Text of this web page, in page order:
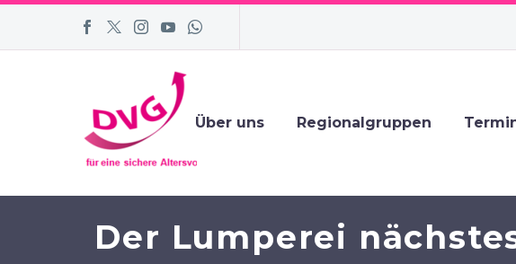
Über uns Regionalgruppen
Der Lumperei